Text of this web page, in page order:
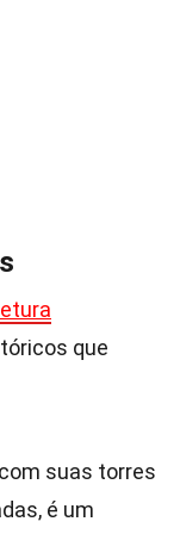
que
suas torres
é um